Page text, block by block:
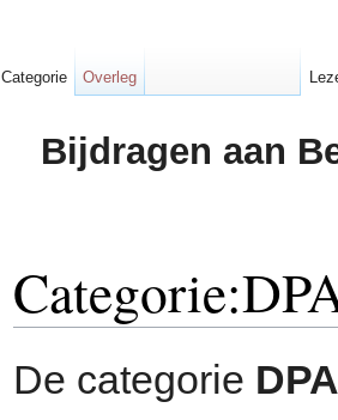
Bijdragen aan
De categorie
Categorie Overleg